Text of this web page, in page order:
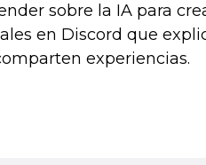
sobre la IA para
en Discord que
experiencias.